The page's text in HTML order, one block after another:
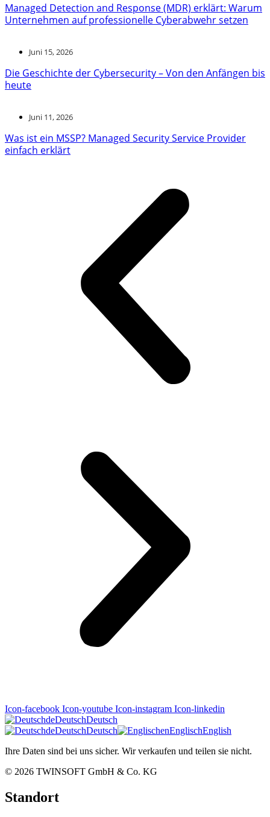
Managed Detection and Response (MDR) erklärt: Warum
Unternehmen auf professionelle Cyberabwehr setzen
Juni 15, 2026
Die Geschichte der Cybersecurity – Von den Anfängen bis
heute
Juni 11, 2026
Was ist ein MSSP? Managed Security Service Provider
einfach erklärt
Icon-facebook Icon-youtube Icon-instagram Icon-linkedin
deDeutschDeutsch
deDeutschDeutsch enEnglischEnglish
Ihre Daten sind bei uns sicher. Wir verkaufen und teilen sie nicht.
© 2026 TWINSOFT GmbH & Co. KG
Standort